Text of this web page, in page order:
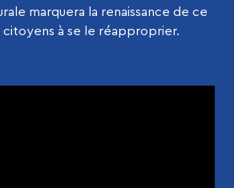
marquera la renaissance de ce
citoyens à se le réapproprier.